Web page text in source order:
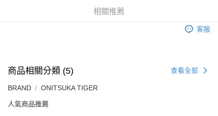
相關推薦
客服
商品相關分類 (5) 查看全部
BRAND ONITSUKA TIGER
人氣商品推薦